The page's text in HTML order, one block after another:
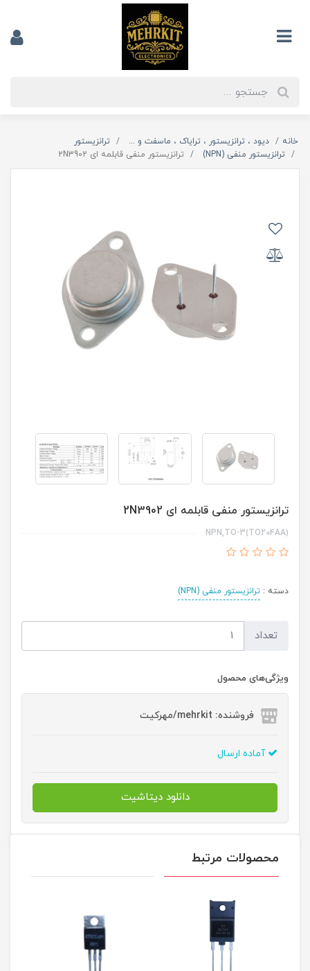
خانه دیود ، ترانزیستور ، ترایاک ، ماسفت و ...
ترانزیستور
ترانزیستور منفی (NPN)
ترانزیستور منفی قابلمه ای 2N3902
ترانزیستور منفی قابلمه ای 2N3902
NPN,TO-3(TO204AA)
دسته : ترانزیستور منفی (NPN)
تعداد
ویژگی‌های محصول
فروشنده: mehrkit/مهرکیت
آماده ارسال
دانلود دیتاشیت
محصولات مرتبط